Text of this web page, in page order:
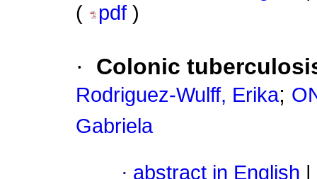
(
pdf )
· Colonic
Rodriguez-Wulff, Erika;
Gabriela
· abstract in English